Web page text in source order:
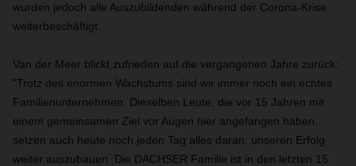
wurden jedoch alle Auszubildenden während der Corona-Krise
weiterbeschäftigt.
Van der Meer blickt zufrieden auf die vergangenen Jahre zurück:
"Trotz des enormen Wachstums sind wir immer noch ein echtes
Familienunternehmen. Dieselben Leute, die vor 15 Jahren mit
einem gemeinsamen Ziel vor Augen hier angefangen haben,
setzen auch heute noch jeden Tag alles daran, unseren Erfolg
weiter auszubauen. Die DACHSER Familie ist in den letzten 15